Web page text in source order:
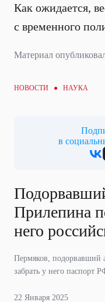
Как ожидается,
с временного
Материал
НОВОСТИ ● НАУКА
в
Прилепина
него
Пермяков, подорвавший
забрать у него паспорт
22 Января 2025